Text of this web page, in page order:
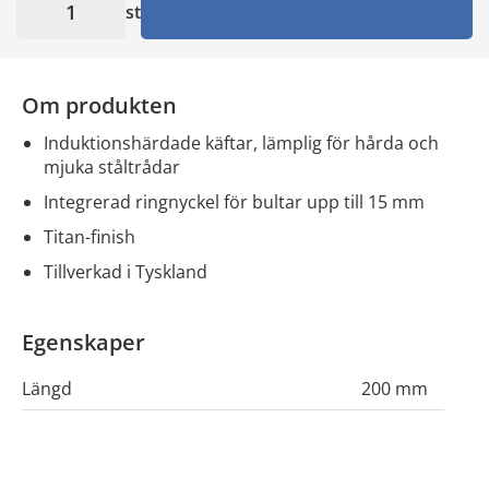
st
Om produkten
induktionshärdade käftar, lämplig för hårda och
mjuka ståltrådar
integrerad ringnyckel för bultar upp till 15 mm
titan-finish
tillverkad i Tyskland
Egenskaper
Längd 200 mm